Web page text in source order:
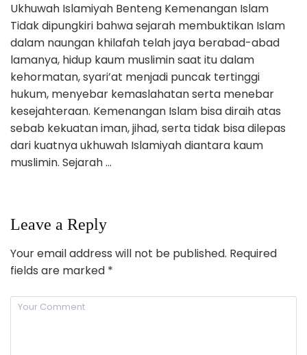
Ukhuwah Islamiyah Benteng Kemenangan Islam
Tidak dipungkiri bahwa sejarah membuktikan Islam
dalam naungan khilafah telah jaya berabad-abad
lamanya, hidup kaum muslimin saat itu dalam
kehormatan, syari’at menjadi puncak tertinggi
hukum, menyebar kemaslahatan serta menebar
kesejahteraan. Kemenangan Islam bisa diraih atas
sebab kekuatan iman, jihad, serta tidak bisa dilepas
dari kuatnya ukhuwah Islamiyah diantara kaum
muslimin. Sejarah …
Leave a Reply
Your email address will not be published. Required
fields are marked *